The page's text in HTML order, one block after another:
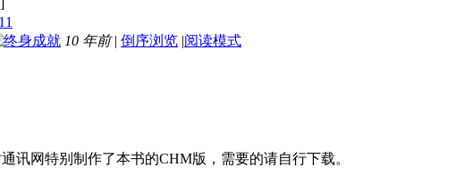
11
10 年前 | 倒序浏览 |阅读模式
讯网特别制作了本书的CHM版，需要的请自行下载。